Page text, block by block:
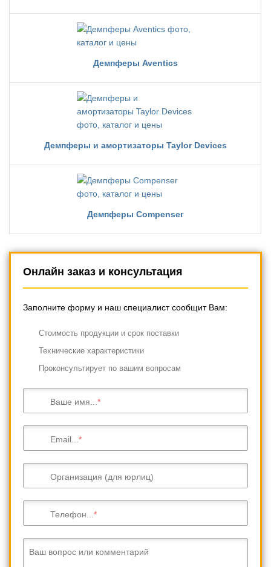
Демпферы Aventics
Демпферы и амортизаторы Taylor Devices
Демпферы Compenser
Онлайн заказ и консультация
Заполните форму и наш специалист сообщит Вам:
Cтоимость продукции и срок поставки
Технические характеристики
Проконсультирует по вашим вопросам
Ваше имя...
Email...
Организация (для юрлиц)
Телефон...
Ваш вопрос или комментарий